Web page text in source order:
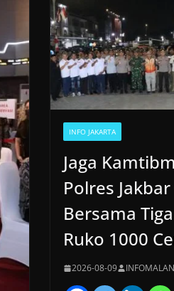
INFO JAKARTA
Jaga
Polres Jakbar
Bersama
Ruko 1000
2026-08-09